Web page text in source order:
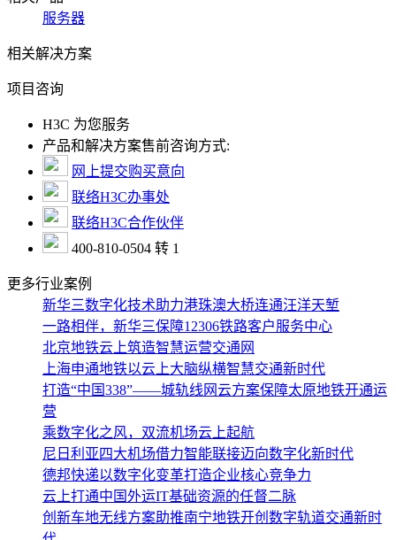
服务器
相关解决方案
项目咨询
H3C 为您服务
产品和解决方案售前咨询方式:
网上提交购买意向
联络H3C办事处
联络H3C合作伙伴
400-810-0504 转 1
更多行业案例
新华三数字化技术助力港珠澳大桥连通汪洋天堑
一路相伴，新华三保障12306铁路客户服务中心
北京地铁云上筑造智慧运营交通网
上海申通地铁以云上大脑纵横智慧交通新时代
打造“中国338”——城轨线网云方案保障太原地铁开通运
营
乘数字化之风，双流机场云上起航
尼日利亚四大机场借力智能联接迈向数字化新时代
德邦快递以数字化变革打造企业核心竞争力
云上打通中国外运IT基础资源的任督二脉
创新车地无线方案助推南宁地铁开创数字轨道交通新时